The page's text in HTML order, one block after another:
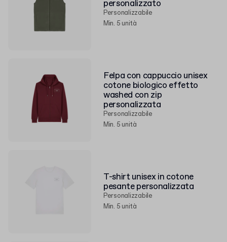
personalizzato
Personalizzabile
Min. 5 unità
Felpa con cappuccio unisex
cotone biologico effetto
washed con zip
personalizzata
Personalizzabile
Min. 5 unità
T-shirt unisex in cotone
pesante personalizzata
Personalizzabile
Min. 5 unità